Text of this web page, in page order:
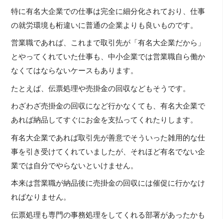
特に有名大企業での仕事は完全に細分化されており、仕事
の就労環境も桁違いに普通の企業よりも良いものです。
営業職であれば、これまで取引先が「有名大企業だから」
とやってくれていた仕事も、中小企業では営業職自ら働か
なくてはならないケースもあります。
たとえば、伝票処理や売掛金の回収などもそうです。
わざわざ売掛金の回収になど行かなくても、有名大企業で
あれば納品してすぐにお金を支払ってくれたりします。
有名大企業であれば取引先が善意でそういった雑用的な仕
事を引き受けてくれていましたが、それほど有名でない企
業では自分でやらないといけません。
本来は営業職が納品後に売掛金の回収には催促に行かなけ
ればなりません。
伝票処理も専門の事務処理をしてくれる部署があったかも